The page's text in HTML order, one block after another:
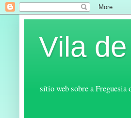
Vila
sítio web sobre a